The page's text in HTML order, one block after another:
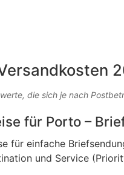
die sich je nach
für Porto –
für einfache
und Service